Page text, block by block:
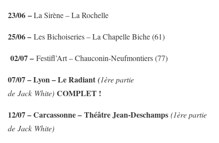
23/06 –La Sirène – La Rochelle
25/06 – Les Bichoiseries – La Chapelle Biche (61)
02/07 – Festifl’Art – Chauconin-Neufmontiers (77)
07/07 – Lyon – Le Radiant (1ère partie
de Jack White) COMPLET !
12/07 – Carcassonne – Théâtre Jean-Deschamps (1ère partie
de Jack White)